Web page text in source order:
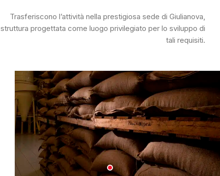
Trasferiscono l’attività nella prestigiosa sede di Giulianova,
struttura progettata come luogo privilegiato per lo sviluppo di
tali requisiti.